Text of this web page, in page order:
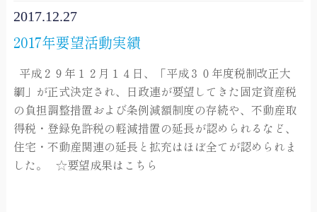
2017.12.27
2017年要望活動実績
平成２９年１２月１４日、「平成３０年度税制改正大
綱」が正式決定され、日政連が要望してきた固定資産税
の負担調整措置および条例減額制度の存続や、不動産取
得税・登録免許税の軽減措置の延長が認められるなど、
住宅・不動産関連の延長と拡充はほぼ全てが認められま
した。 ☆要望成果はこちら